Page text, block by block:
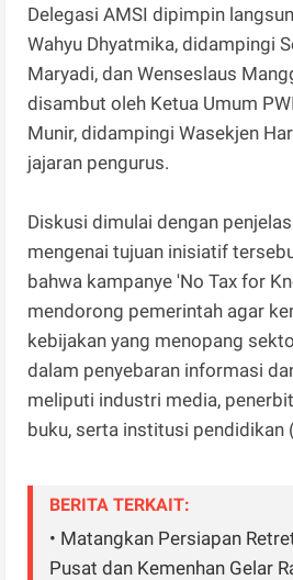
Delegasi AMSI dipimpin
Wahyu Dhyatmika, didampingi
Maryadi, dan Wenseslaus
disambut oleh Ketua Umum
Munir, didampingi Wasekjen
jajaran pengurus.
Diskusi dimulai dengan
mengenai tujuan inisiatif
bahwa kampanye 'No Tax for
mendorong pemerintah agar
kebijakan yang menopang
dalam penyebaran informasi
meliputi industri media,
buku, serta institusi pendidikan
BERITA TERKAIT:
• Matangkan Persiapan
Pusat dan Kemenhan Gelar